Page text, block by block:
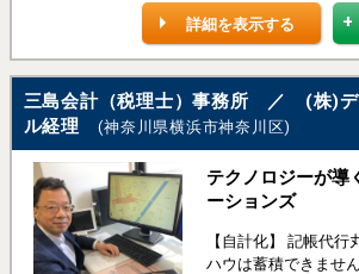
詳細を表示する
三島会計（税理士）事務所 ／ (株)デ
ル経理
(神奈川県横浜市神奈川区)
テクノロジーが導
ーションズ
【自計化】 記帳代行
ハウは蓄積できませ